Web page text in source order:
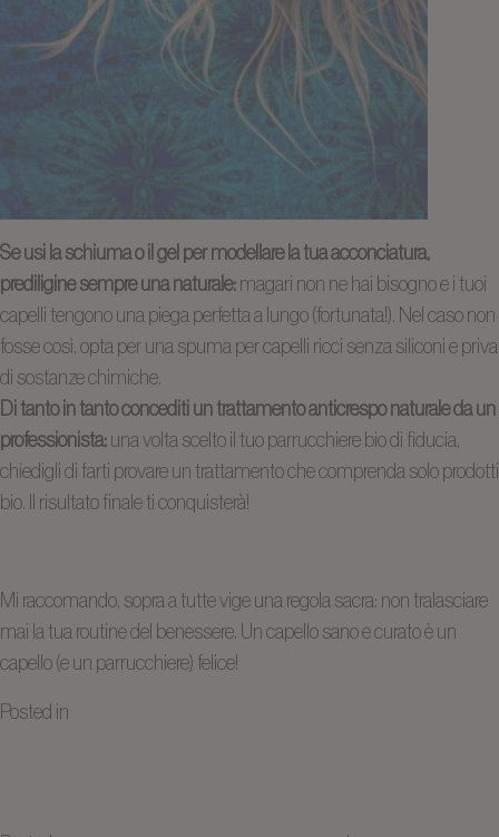
Se usi la schiuma o il gel per modellare la tua acconciatura,
prediligine sempre una naturale: magari non ne hai bisogno e i tuoi
capelli tengono una piega perfetta a lungo (fortunata!). Nel caso non
fosse così, opta per una spuma per capelli ricci senza siliconi e priva
di sostanze chimiche.
Di tanto in tanto concediti un trattamento anticrespo naturale da un
professionista: una volta scelto il tuo parrucchiere bio di fiducia,
chiedigli di farti provare un trattamento che comprenda solo prodotti
bio. Il risultato finale ti conquisterà!
Mi raccomando, sopra a tutte vige una regola sacra: non tralasciare
mai la tua routine del benessere. Un capello sano e curato è un
capello (e un parrucchiere) felice!
Posted in